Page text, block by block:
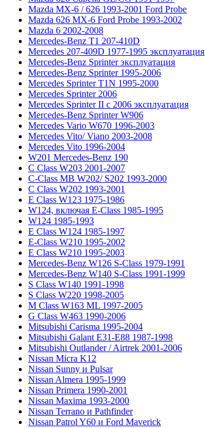
Mazda MX-6 / 626 1993-2001 Ford Probe
Mazda 626 MX-6 Ford Probe 1993-2002
Mazda 6 2002-2008
Mercedes-Benz T1 207-410D
Mercedes 207-409D 1977-1995 эксплуатация
Mercedes-Benz Sprinter эксплуатация
Mercedes-Benz Sprinter 1995-2006
Mercedes Sprinter T1N 1995-2000
Mercedes Sprinter 2006
Mercedes Sprinter II с 2006 эксплуатация
Mercedes-Benz Sprinter W906
Mercedes Vario W670 1996-2003
Mercedes Vito/ Viano 2003-2008
Mercedes Vito 1996-2004
W201 Mercedes-Benz 190
C Class W203 2001-2007
C-Class MB W202/ S202 1993-2000
C Class W202 1993-2001
E Class W123 1975-1986
W124, включая E-Class 1985-1995
W124 1985-1993
E Class W124 1985-1997
E-Class W210 1995-2002
E Class W210 1995-2003
Mercedes-Benz W126 S-Class 1979-1991
Mercedes-Benz W140 S-Class 1991-1999
S Class W140 1991-1998
S Class W220 1998-2005
M Class W163 ML 1997-2005
G Class W463 1990-2006
Mitsubishi Carisma 1995-2004
Mitsubishi Galant E31-E88 1987-1998
Mitsubishi Outlander / Airtrek 2001-2006
Nissan Micra K12
Nissan Sunny и Pulsar
Nissan Almera 1995-1999
Nissan Primera 1990-2001
Nissan Maxima 1993-2000
Nissan Terrano и Pathfinder
Nissan Patrol Y60 и Ford Maverick